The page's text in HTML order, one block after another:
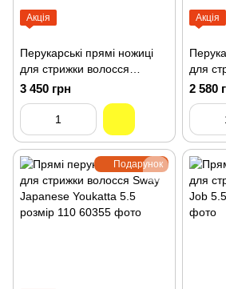
Акція
Перукарські прямі ножиці
для стрижки волосся
професійні Sway Infinite
5.75 розмір 110 101575
3 450 грн
Акція
для
5.75
2 580
Подарунок